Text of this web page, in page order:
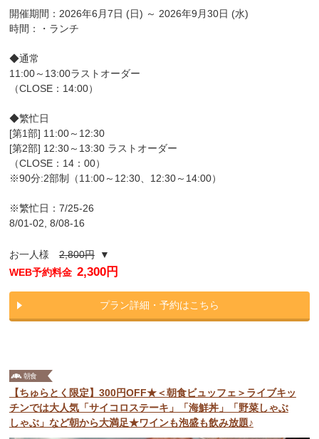
開催期間：2026年6月7日 (日) ～ 2026年9月30日 (水)
時間：・ランチ
◆通常
11:00～13:00ラストオーダー
（CLOSE：14:00）
◆繁忙日
[第1部] 11:00～12:30
[第2部] 12:30～13:30 ラストオーダー
（CLOSE：14：00）
※90分:2部制（11:00～12:30、12:30～14:00）
※繁忙日：7/25-26
8/01-02, 8/08-16
お一人様2,800円▼
WEB予約料金 2,300円
プラン詳細・予約はこちら
【ちゅらとく限定】300円OFF★＜朝食ビュッフェ＞ライブキッ
チンでは大人気「サイコロステーキ」「海鮮丼」「野菜しゃぶ
しゃぶ」など朝から大満足★ワインも泡盛も飲み放題♪